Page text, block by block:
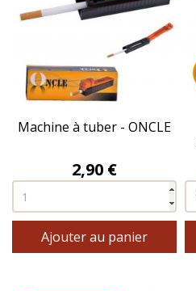
Machine à tuber - ONCLE
Prix
2,90 €
Ajouter au panier